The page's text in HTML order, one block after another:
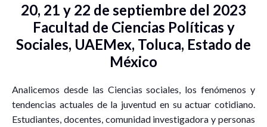
20, 21 y 22 de septiembre del 2023
Facultad de Ciencias Políticas y
Sociales, UAEMex, Toluca, Estado de
México
Analicemos desde las Ciencias sociales, los fenómenos y
tendencias actuales de la juventud en su actuar cotidiano.
Estudiantes, docentes, comunidad investigadora y personas